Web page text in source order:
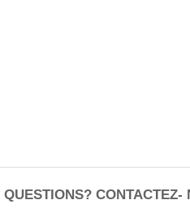
QUESTIONS? CONTACTEZ-